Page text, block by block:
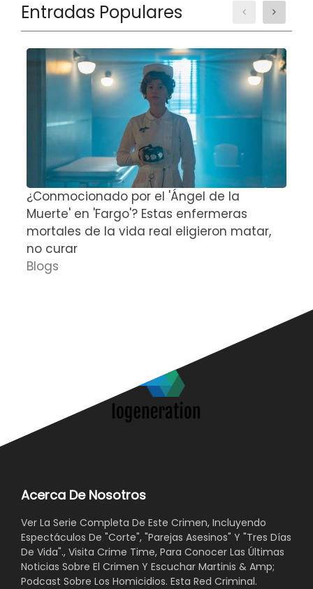
Entradas Populares
¿Conmocionado por el 'Ángel de la
Muerte' en 'Fargo'? Estas enfermeras
mortales de la vida real eligieron matar,
no curar
Blogs
Acerca De Nosotros
Ver La Serie Completa De Este Crimen, Incluyendo
Espectáculos De "Corte", "Parejas Asesinos" Y "Tres Días
De Vida"., Visita Crime Time, Para Conocer Las Últimas
Noticias Sobre El Crimen Y Escuchar Martinis & Amp;
Podcast Sobre Los Homicidios. Esta Red Criminal.